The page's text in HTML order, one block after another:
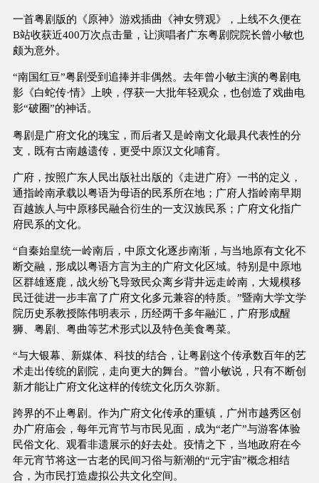
一首粤剧版的《原神》游戏插曲《神女劈观》，上线不久便在
B站收获近400万次点击量，让演唱者广东粤剧院院长曾小敏也
颇为意外。
“南国红豆”粤剧受到追捧并非偶然。去年曾小敏主演的粤剧电
影《白蛇传·情》上映，俘获一大批年轻观众，也创造了戏曲电
影“破圈”的神话。
粤剧是广府文化的瑰宝，而后者又是岭南文化最具代表性的分
支，既有古南越遗传，更受中原汉文化哺育。
广府，按照广东人民出版社出版的《走进广府》一书的定义，
通指岭南承载以粤语为母语的民系所在地；广府人指岭南早期
百越族人与中原移民融合衍生的一支汉族民系；广府文化指广
府民系的文化。
“自秦始皇统一岭南后，中原文化逐步南渐，与当地原有文化不
断交融，形成以粤语方言为主的广府文化区域。特别是中原地
区群雄逐鹿，战火纷飞导致民众离乡背井远走岭南，大规模移
民迁徙进一步丰富了广府文化多元兼容的特质。”暨南大学文学
院历史系教授陈伟明表示，历经两千多年融汇，广府形成醒
狮、粤剧、粤曲等艺术形式以及特色美食粤菜。
“与大银幕、新媒体、科技的结合，让粤剧这个传承数百年的艺
术走出传统的剧院，走向更大的舞台。”曾小敏说，只有不断创
新才能让广府文化这样的传统文化历久弥新。
跨界的不止粤剧。作为广府文化传承的重镇，广州市越秀区创
办广府庙会，每年元宵节与市民见面，成为“老广”与游客体验
民俗文化、观看非遗展示的好去处。疫情之下，当地政府在今
年元宵节将这一古老的民间习俗与新潮的“元宇宙”概念相结
合，为市民打造虚拟公共文化空间。